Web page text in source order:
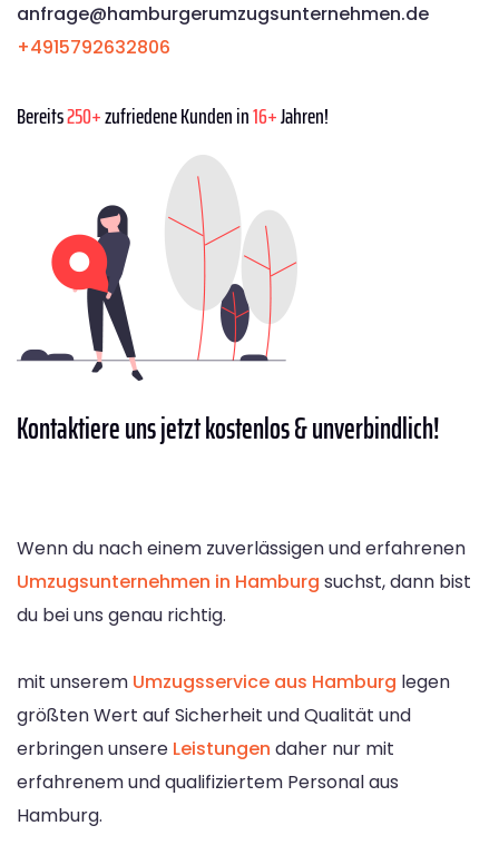
anfrage@hamburgerumzugsunternehmen.de
+4915792632806
Bereits250+zufriedene Kunden in16+Jahren!
Kontaktiereuns jetzt kostenlos & unverbindlich!
Wenn du nach einem zuverlässigen und erfahrenen
Umzugsunternehmen in Hamburg suchst, dann bist
du bei uns genau richtig.
mit unserem Umzugsservice aus Hamburg legen
größten Wert auf Sicherheit und Qualität und
erbringen unsere Leistungen daher nur mit
erfahrenem und qualifiziertem Personal aus
Hamburg.